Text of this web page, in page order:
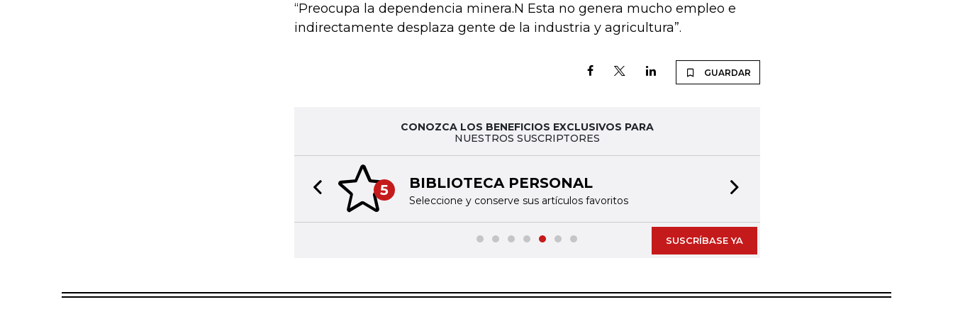
“Preocupa la dependencia minera.N Esta no genera mucho empleo e
indirectamente desplaza gente de la industria y agricultura”.
GUARDAR
CONOZCA LOS BENEFICIOS EXCLUSIVOS PARA
NUESTROS SUSCRIPTORES
5 BIBLIOTECA PERSONAL
Seleccione y conserve sus artículos favoritos
Previous slide
SUSCRÍBASE YA